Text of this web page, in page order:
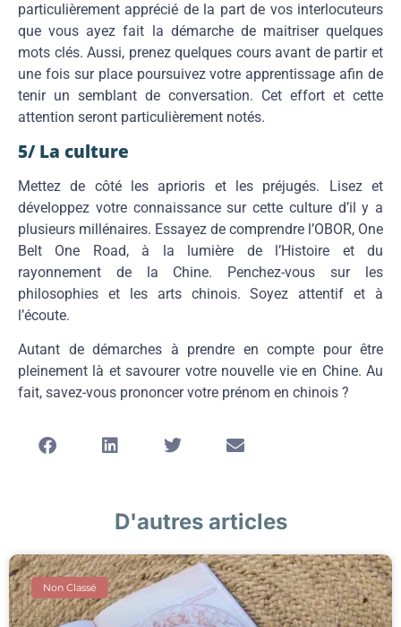
particulièrement apprécié de la part de vos interlocuteurs
que vous ayez fait la démarche de maitriser quelques
mots clés. Aussi, prenez quelques cours avant de partir et
une fois sur place poursuivez votre apprentissage afin de
tenir un semblant de conversation. Cet effort et cette
attention seront particulièrement notés.
5/ La culture
Mettez de côté les aprioris et les préjugés. Lisez et
développez votre connaissance sur cette culture d’il y a
plusieurs millénaires. Essayez de comprendre l’OBOR, One
Belt One Road, à la lumière de l’Histoire et du
rayonnement de la Chine. Penchez-vous sur les
philosophies et les arts chinois. Soyez attentif et à
l’écoute.
Autant de démarches à prendre en compte pour être
pleinement là et savourer votre nouvelle vie en Chine. Au
fait, savez-vous prononcer votre prénom en chinois ?
D'autres articles
Non Classé